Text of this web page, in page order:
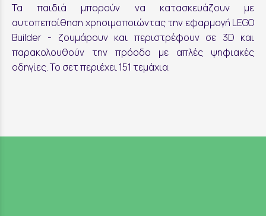
Τα παιδιά μπορούν να κατασκευάζουν με
αυτοπεποίθηση χρησιμοποιώντας την εφαρμογή LEGO
Builder - ζουμάρουν και περιστρέφουν σε 3D και
παρακολουθούν την πρόοδο με απλές ψηφιακές
οδηγίες. Το σετ περιέχει 151 τεμάχια.